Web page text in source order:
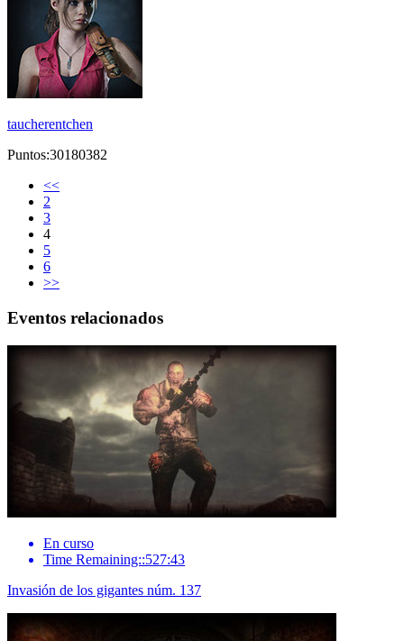
taucherentchen
Puntos:30180382
<<
2
3
4
5
6
>>
Eventos relacionados
En curso
Time Remaining::527:43
Invasión de los gigantes núm. 137